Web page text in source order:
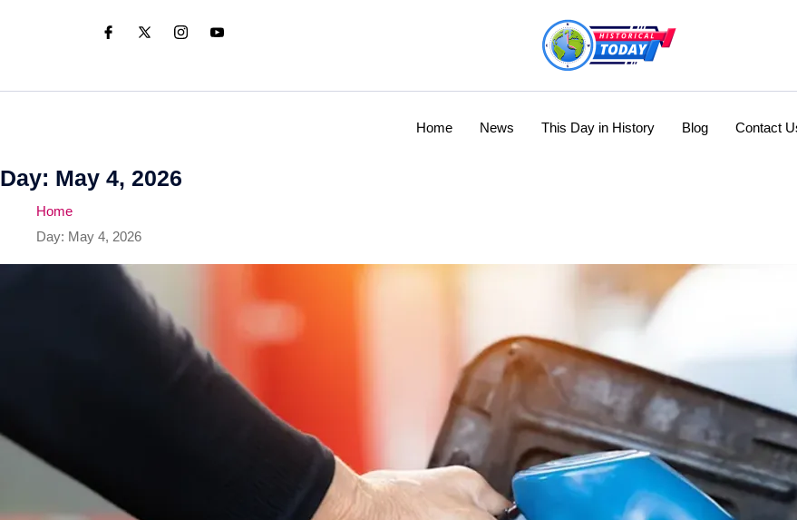
Home News This Day in History Blog Contact
Day: May 4, 2026
Home
Day: May 4, 2026